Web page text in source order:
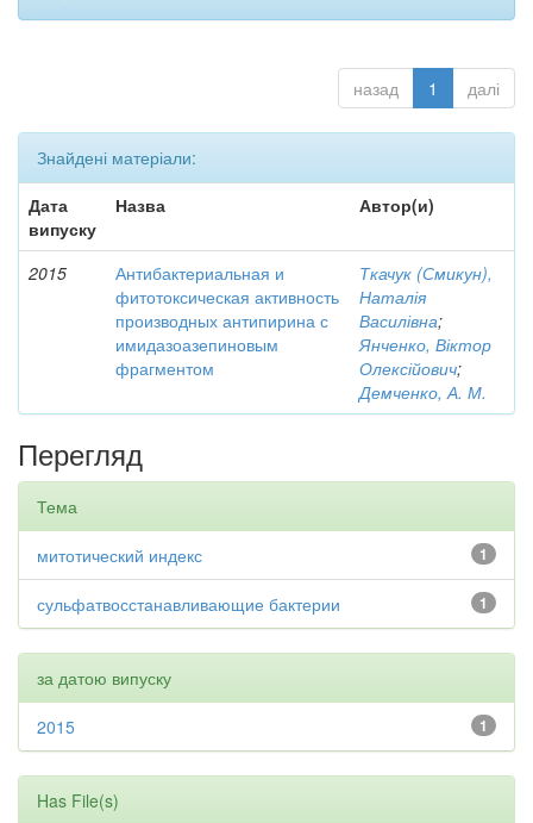
назад 1 далі
Знайдені матеріали:
Дата
випуску
Назва Автор(и)
2015
Антибактериальная и
фитотоксическая активность
производных антипирина с
имидазоазепиновым
фрагментом
Ткачук (Смикун),
Наталія
Василівна;
Янченко, Віктор
Олексійович;
Демченко, А. М.
Перегляд
Тема
1
митотический индекс
1
сульфатвосстанавливающие бактерии
за датою випуску
1
2015
Has File(s)